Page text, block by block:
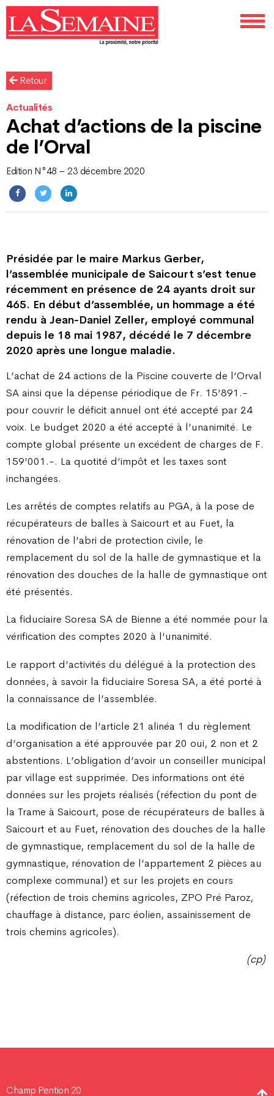
Retour
Actualités
Achat d’actions de la piscine
de l’Orval
Edition N°48 – 23 décembre 2020
Présidée par le maire Markus Gerber,
l’assemblée municipale de Saicourt s’est tenue
récemment en présence de 24 ayants droit sur
465. En début d’assemblée, un hommage a été
rendu à Jean-Daniel Zeller, employé communal
depuis le 18 mai 1987, décédé le 7 décembre
2020 après une longue maladie.
L’achat de 24 actions de la Piscine couverte de l’Orval
SA ainsi que la dépense périodique de Fr. 15’891.-
pour couvrir le déficit annuel ont été accepté par 24
voix. Le budget 2020 a été accepté à l’unanimité. Le
compte global présente un excédent de charges de F.
159’001.-. La quotité d’impôt et les taxes sont
inchangées.
Les arrêtés de comptes relatifs au PGA, à la pose de
récupérateurs de balles à Saicourt et au Fuet, la
rénovation de l’abri de protection civile, le
remplacement du sol de la halle de gymnastique et la
rénovation des douches de la halle de gymnastique ont
été présentés.
La fiduciaire Soresa SA de Bienne a été nommée pour la
vérification des comptes 2020 à l’unanimité.
Le rapport d’activités du délégué à la protection des
données, à savoir la fiduciaire Soresa SA, a été porté à
la connaissance de l’assemblée.
La modification de l’article 21 alinéa 1 du règlement
d’organisation a été approuvée par 20 oui, 2 non et 2
abstentions. L’obligation d’avoir un conseiller municipal
par village est supprimée. Des informations ont été
données sur les projets réalisés (réfection du pont de
la Trame à Saicourt, pose de récupérateurs de balles à
Saicourt et au Fuet, rénovation des douches de la halle
de gymnastique, remplacement du sol de la halle de
gymnastique, rénovation de l’appartement 2 pièces au
complexe communal) et sur les projets en cours
(réfection de trois chemins agricoles, ZPO Pré Paroz,
chauffage à distance, parc éolien, assainissement de
trois chemins agricoles).
(cp)
Champ Pention 20